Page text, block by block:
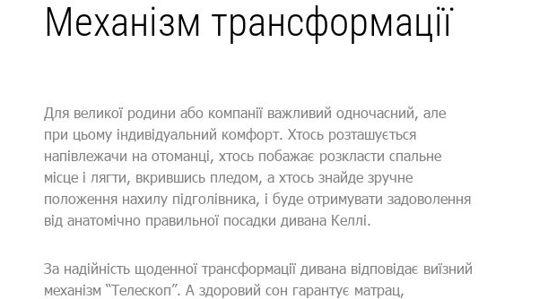
Механізм трансформації
Для великої родини або компанії важливий одночасний, але
при цьому індивідуальний комфорт. Хтось розташується
напівлежачи на отоманці, хтось побажає розкласти спальне
місце і лягти, вкрившись пледом, а хтось знайде зручне
положення нахилу підголівника, і буде отримувати задоволення
від анатомічно правильної посадки дивана Келлі.
За надійність щоденної трансформації дивана відповідає виїзний
механізм “Телескоп”. А здоровий сон гарантує матрац,